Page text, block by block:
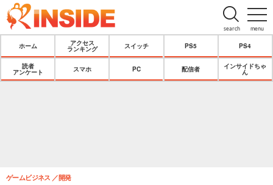
menu
search
ホーム
アクセス
ランキング
スイッチ PS5 PS4
読者
アンケート
スマホ PC 配信者
インサイドちゃ
ん
ゲームビジネス 開発